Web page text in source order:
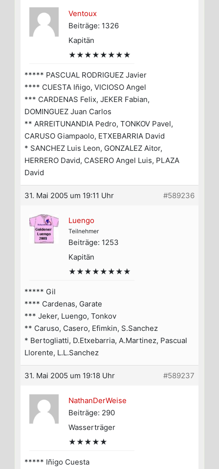
Ventoux
Beiträge: 1326
Kapitän
★★★★★★★★
***** PASCUAL RODRIGUEZ Javier
**** CUESTA Iñigo, VICIOSO Angel
*** CARDENAS Felix, JEKER Fabian,
DOMINGUEZ Juan Carlos
** ARREITUNANDIA Pedro, TONKOV Pavel,
CARUSO Giampaolo, ETXEBARRIA David
* SANCHEZ Luis Leon, GONZALEZ Aitor,
HERRERO David, CASERO Angel Luis, PLAZA
David
31. Mai 2005 um 19:11 Uhr #589236
Luengo
Teilnehmer
Beiträge: 1253
Kapitän
★★★★★★★★
***** Gil
**** Cardenas, Garate
*** Jeker, Luengo, Tonkov
** Caruso, Casero, Efimkin, S.Sanchez
* Bertogliatti, D.Etxebarria, A.Martinez, Pascual
Llorente, L.L.Sanchez
31. Mai 2005 um 19:18 Uhr #589237
NathanDerWeise
Beiträge: 290
Wasserträger
★★★★★
***** Iñigo Cuesta